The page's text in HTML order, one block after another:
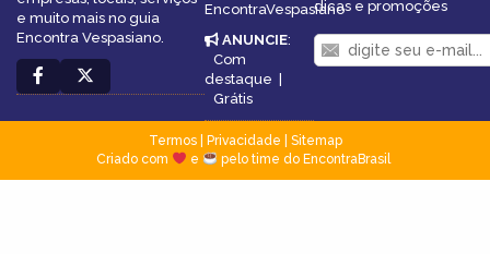
e muito mais no guia
Encontra Vespasiano.
EncontraVespasiano
ANUNCIE:
Com
destaque |
Grátis
dicas e promoções
Termos| Privacidade
Sitemap
Criado com
e pelo time do EncontraBrasil